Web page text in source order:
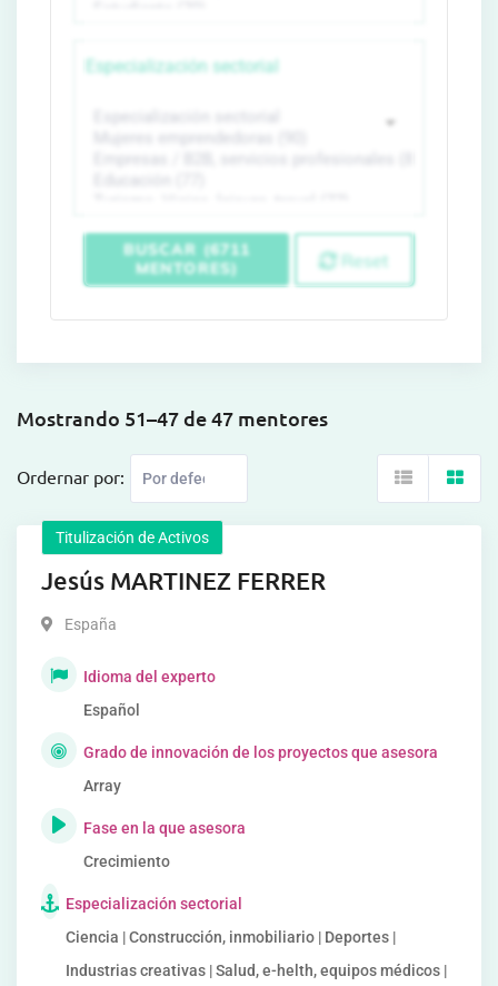
Especialización sectorial
BUSCAR (6711
MENTORES)
Reset
Mostrando 51–47 de 47 mentores
Ordernar por:
Titulización de Activos
Jesús MARTINEZ FERRER
España
Idioma del experto
Español
Grado de innovación de los proyectos que asesora
Array
Fase en la que asesora
Crecimiento
Especialización sectorial
Ciencia | Construcción, inmobiliario | Deportes |
Industrias creativas | Salud, e-helth, equipos médicos |